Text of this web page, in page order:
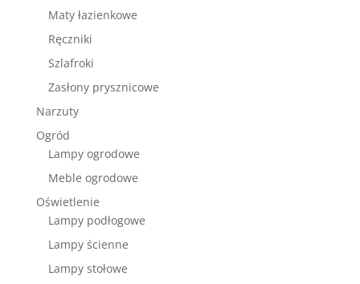
Maty łazienkowe
Ręczniki
Szlafroki
Zasłony prysznicowe
Narzuty
Ogród
Lampy ogrodowe
Meble ogrodowe
Oświetlenie
Lampy podłogowe
Lampy ścienne
Lampy stołowe